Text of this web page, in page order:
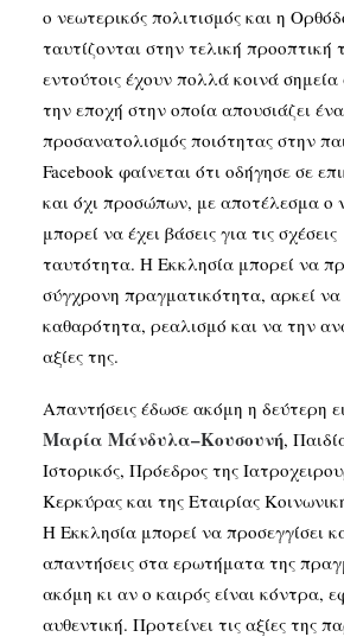
ο νεωτερικός πολιτισμός και η
ταυτίζονται στην τελική προοπτική
εντούτοις έχουν πολλά κοινά
την εποχή στην οποία απουσιάζει
προσανατολισμός ποιότητας στην
Facebook φαίνεται ότι οδήγησε σε
και όχι προσώπων, με αποτέλεσμα ο
μπορεί να έχει βάσεις για τις
ταυτότητα. Η Εκκλησία μπορεί να
σύγχρονη πραγματικότητα, αρκεί να
καθαρότητα, ρεαλισμό και να την
αξίες της.
Απαντήσεις έδωσε ακόμη η δεύτερη
Μαρία Μάνδυλα–Κουσουνή,
Ιστορικός, Πρόεδρος της
Κερκύρας και της Εταιρίας
Η Εκκλησία μπορεί να προσεγγίσει
απαντήσεις στα ερωτήματα της
ακόμη κι αν ο καιρός είναι κόντρα,
αυθεντική. Προτείνει τις αξίες της